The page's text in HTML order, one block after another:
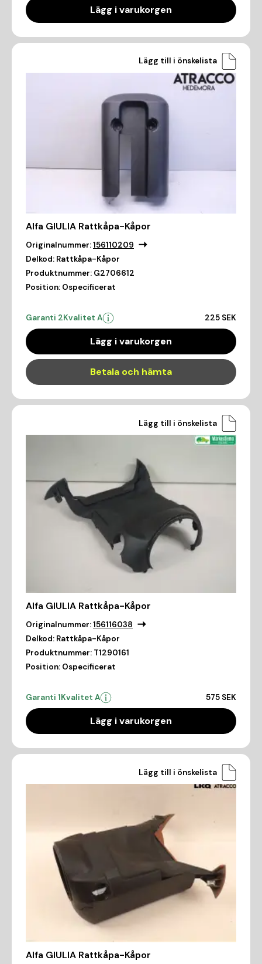
Lägg i varukorgen
Lägg till i önskelista
Alfa GIULIA Rattkåpa-Kåpor
Originalnummer:156110209
Delkod: Rattkåpa-Kåpor
Produktnummer: G2706612
Position: Ospecificerat
Garanti 2Kvalitet A 225 SEK
Lägg i varukorgen
Betala och hämta
Lägg till i önskelista
Alfa GIULIA Rattkåpa-Kåpor
Originalnummer:156116038
Delkod: Rattkåpa-Kåpor
Produktnummer: T1290161
Position: Ospecificerat
Garanti 1Kvalitet A 575 SEK
Lägg i varukorgen
Lägg till i önskelista
Alfa GIULIA Rattkåpa-Kåpor